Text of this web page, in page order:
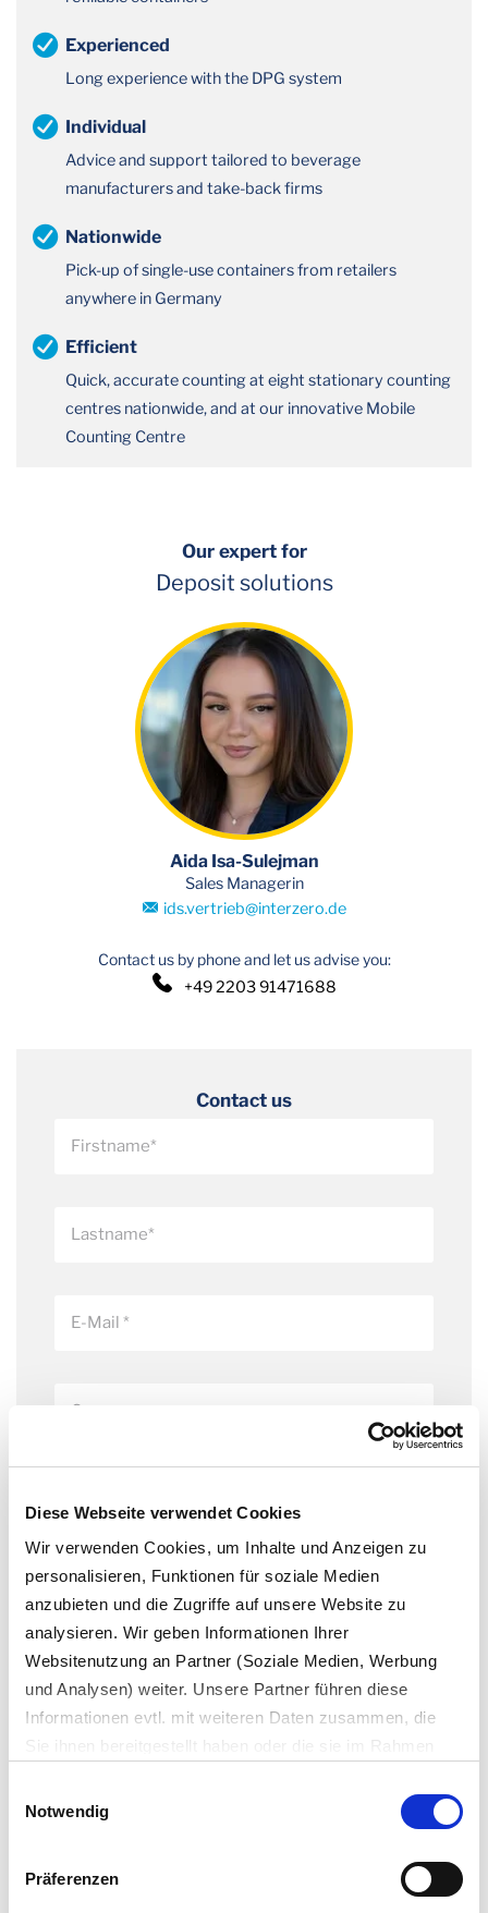
Diese Webseite verwendet Cookies
Wir verwenden Cookies, um Inhalte und Anzeigen zu
personalisieren, Funktionen für soziale Medien
anzubieten und die Zugriffe auf unsere Website zu
analysieren. Wir geben Informationen Ihrer
Websitenutzung an Partner (Soziale Medien, Werbung
und Analysen) weiter. Unsere Partner führen diese
Informationen evtl. mit weiteren Daten zusammen, die
Sie ihnen bereitgestellt haben oder die sie im Rahmen
Es werden bei der Nutzung unserer Website Daten in die
USA oder Drittstaaten übertragen und dort verarbeitet.
Die einzelnen Vertragspartner können Sie dem Cookie-
Banner und/oder der Datenschutzerklärung entnehmen.
Notwendig
Präferenzen
Experienced
Long experience with the DPG system
Individual
Advice and support tailored to beverage
manufacturers and take-back firms
Nationwide
Pick-up of single-use containers from retailers
anywhere in Germany
Efficient
Quick, accurate counting at eight stationary counting
centres nationwide, and at our innovative Mobile
Counting Centre
Our expert for
Deposit solutions
Aida Isa-Sulejman
Sales Managerin
ids.vertrieb@interzero.de
Contact us by phone and let us advise you:
+49 2203 91471688
Contact us
For our data protection notice click here.